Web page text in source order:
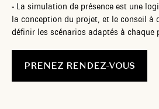
- La simulation de présence est une
la conception du projet, et le conseil à
définir les scénarios adaptés à chaque
PRENEZ RENDEZ-VOUS